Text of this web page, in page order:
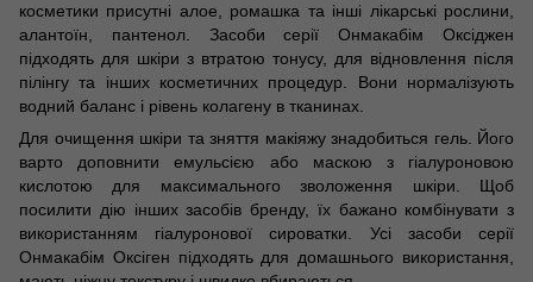
косметики присутні алое, ромашка та інші лікарські рослини,
алантоїн, пантенол. Засоби серії Онмакабім Оксіджен
підходять для шкіри з втратою тонусу, для відновлення після
пілінгу та інших косметичних процедур. Вони нормалізують
водний баланс і рівень колагену в тканинах.
Для очищення шкіри та зняття макіяжу знадобиться гель. Його
варто доповнити емульсією або маскою з гіалуроновою
кислотою для максимального зволоження шкіри. Щоб
посилити дію інших засобів бренду, їх бажано комбінувати з
використанням гіалуронової сироватки. Усі засоби серії
Онмакабім Оксіген підходять для домашнього використання,